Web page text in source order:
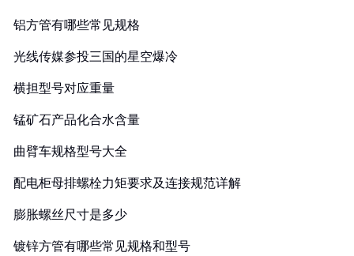
铝方管有哪些常见规格
光线传媒参投三国的星空爆冷
横担型号对应重量
锰矿石产品化合水含量
曲臂车规格型号大全
配电柜母排螺栓力矩要求及连接规范详解
膨胀螺丝尺寸是多少
镀锌方管有哪些常见规格和型号